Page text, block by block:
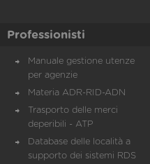
Professionisti
Manuale gestione utenze
per agenzie
Materia ADR-RID-ADN
Trasporto delle merci
deperibili - ATP
Database delle località a
supporto dei sistemi RDS